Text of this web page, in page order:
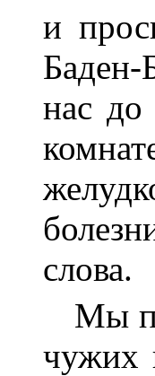
и
нас
слова.
Мы
чужих